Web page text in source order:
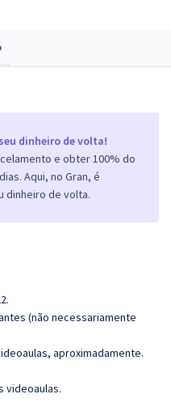
dinheiro de volta!
e obter 100% do
Aqui, no Gran, é
dinheiro de volta.
(não necessariamente
aproximadamente.
videoaulas.